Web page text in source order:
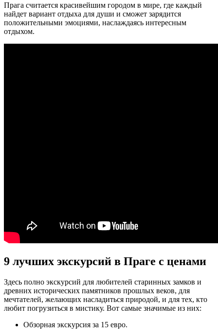
Прага считается красивейшим городом в мире, где каждый
найдет вариант отдыха для души и сможет зарядится
положительными эмоциями, наслаждаясь интересным
отдыхом.
9 лучших экскурсий в Праге с ценами
Здесь полно экскурсий для любителей старинных замков и
древних исторических памятников прошлых веков, для
мечтателей, желающих насладиться природой, и для тех, кто
любит погрузиться в мистику. Вот самые значимые из них:
Обзорная экскурсия за 15 евро.